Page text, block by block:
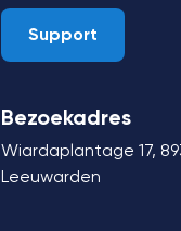
Support
Bezoekadres
Wiardaplantage 17,
Leeuwarden